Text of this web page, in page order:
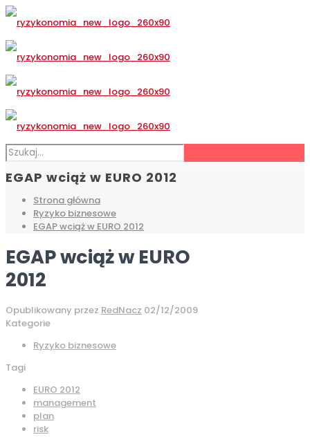
EGAP wciąż w EURO 2012
Strona główna
Ryzyko biznesowe
EGAP wciąż w EURO 2012
EGAP wciąż w EURO
2012
Opublikowany przez RedNacz 02/12/2009
Kategorie
Ryzyko biznesowe
Tagi
EURO 2012
management
plan
risk